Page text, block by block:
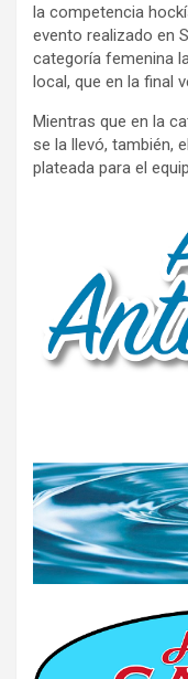
la competencia
evento realizado en
categoría femenina
local, que en la final
Mientras que en la
se la llevó, también,
plateada para el